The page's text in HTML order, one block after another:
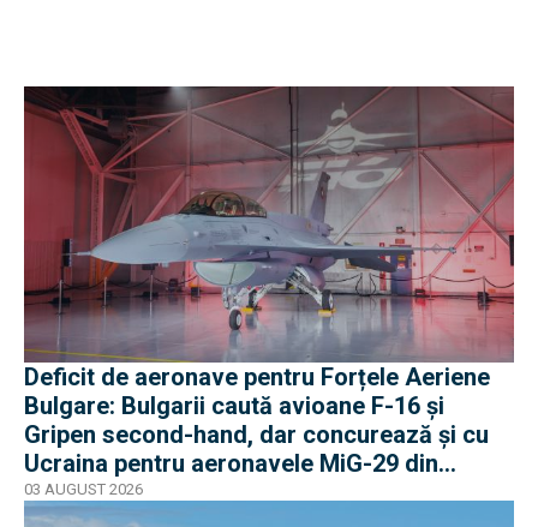
Deficit de aeronave pentru Forțele Aeriene
Bulgare: Bulgarii caută avioane F-16 și
Gripen second-hand, dar concurează și cu
Ucraina pentru aeronavele MiG-29 din
Polonia
03 AUGUST 2026